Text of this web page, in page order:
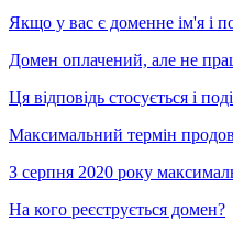
Якщо у вас є доменне ім'я і
Домен оплачений, але не
Ця відповідь стосується і
Максимальний термін
З серпня 2020 року
На кого реєструється домен?